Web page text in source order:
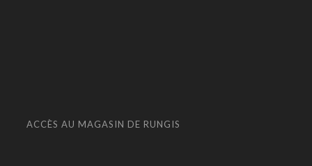
ACCÈS AU MAGASIN DE RUNGIS